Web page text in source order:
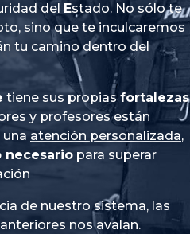
del Estado. No sólo te
sino que te inculcaremos
tu camino dentro del
tiene sus propiasfortalezas
y profesores están
atención personalizada,
necesario para superar
de nuestro sistema, las
nos avalan.